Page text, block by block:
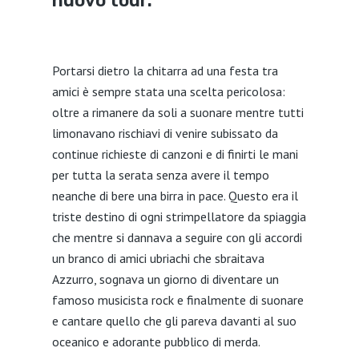
Portarsi dietro la chitarra ad una festa tra
amici è sempre stata una scelta pericolosa:
oltre a rimanere da soli a suonare mentre tutti
limonavano rischiavi di venire subissato da
continue richieste di canzoni e di finirti le mani
per tutta la serata senza avere il tempo
neanche di bere una birra in pace. Questo era il
triste destino di ogni strimpellatore da spiaggia
che mentre si dannava a seguire con gli accordi
un branco di amici ubriachi che sbraitava
Azzurro, sognava un giorno di diventare un
famoso musicista rock e finalmente di suonare
e cantare quello che gli pareva davanti al suo
oceanico e adorante pubblico di merda.